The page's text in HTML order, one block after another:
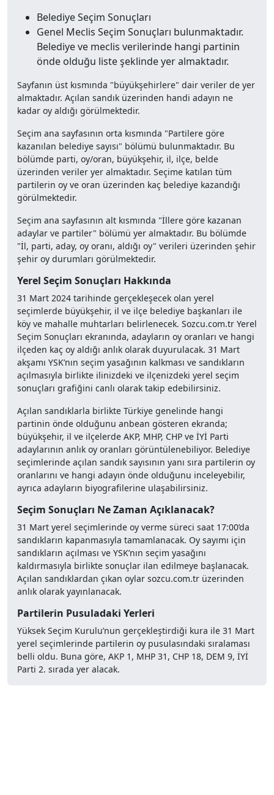
Belediye Seçim Sonuçları
Genel Meclis Seçim Sonuçları bulunmaktadır.
Belediye ve meclis verilerinde hangi partinin
önde olduğu liste şeklinde yer almaktadır.
Sayfanın üst kısmında "büyükşehirlere" dair veriler de yer
almaktadır. Açılan sandık üzerinden handi adayın ne
kadar oy aldığı görülmektedir.
Seçim ana sayfasının orta kısmında "Partilere göre
kazanılan belediye sayısı" bölümü bulunmaktadır. Bu
bölümde parti, oy/oran, büyükşehir, il, ilçe, belde
üzerinden veriler yer almaktadır. Seçime katılan tüm
partilerin oy ve oran üzerinden kaç belediye kazandığı
görülmektedir.
Seçim ana sayfasının alt kısmında "İllere göre kazanan
adaylar ve partiler" bölümü yer almaktadır. Bu bölümde
"İl, parti, aday, oy oranı, aldığı oy" verileri üzerinden şehir
şehir oy durumları görülmektedir.
Yerel Seçim Sonuçları Hakkında
31 Mart 2024 tarihinde gerçekleşecek olan yerel
seçimlerde büyükşehir, il ve ilçe belediye başkanları ile
köy ve mahalle muhtarları belirlenecek. Sozcu.com.tr Yerel
Seçim Sonuçları ekranında, adayların oy oranları ve hangi
ilçeden kaç oy aldığı anlık olarak duyurulacak. 31 Mart
akşamı YSK’nın seçim yasağının kalkması ve sandıkların
açılmasıyla birlikte ilinizdeki ve ilçenizdeki yerel seçim
sonuçları grafiğini canlı olarak takip edebilirsiniz.
Açılan sandıklarla birlikte Türkiye genelinde hangi
partinin önde olduğunu anbean gösteren ekranda;
büyükşehir, il ve ilçelerde AKP, MHP, CHP ve İYİ Parti
adaylarının anlık oy oranları görüntülenebiliyor. Belediye
seçimlerinde açılan sandık sayısının yanı sıra partilerin oy
oranlarını ve hangi adayın önde olduğunu inceleyebilir,
ayrıca adayların biyografilerine ulaşabilirsiniz.
Seçim Sonuçları Ne Zaman Açıklanacak?
31 Mart yerel seçimlerinde oy verme süreci saat 17:00’da
sandıkların kapanmasıyla tamamlanacak. Oy sayımı için
sandıkların açılması ve YSK’nın seçim yasağını
kaldırmasıyla birlikte sonuçlar ilan edilmeye başlanacak.
Açılan sandıklardan çıkan oylar sozcu.com.tr üzerinden
anlık olarak yayınlanacak.
Partilerin Pusuladaki Yerleri
Yüksek Seçim Kurulu’nun gerçekleştirdiği kura ile 31 Mart
yerel seçimlerinde partilerin oy pusulasındaki sıralaması
belli oldu. Buna göre, AKP 1, MHP 31, CHP 18, DEM 9, İYİ
Parti 2. sırada yer alacak.